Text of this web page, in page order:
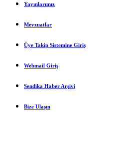
Yayınlarımız
Mevzuatlar
Üye Takip Sistemine Giriş
Webmail Giriş
Sendika Haber Arşivi
Bize Ulaşın